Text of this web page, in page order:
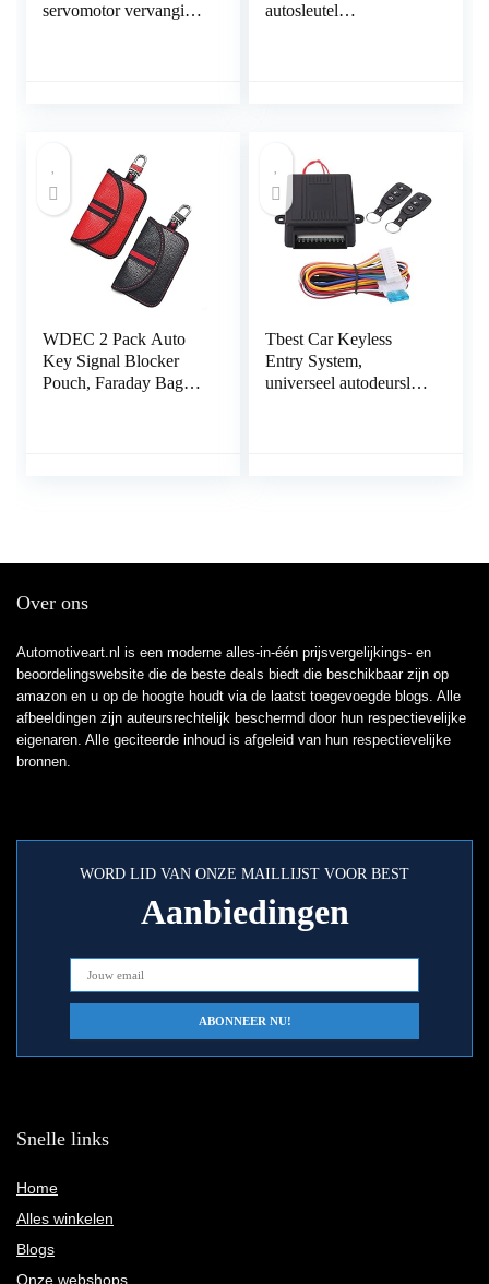
servomotor vervanging
autosleutel
WDEC 2 Pack Auto
Key Signal Blocker
Pouch, Faraday Bag
Tbest Car Keyless
Entry System,
universeel autodeurslot
Over ons
Automotiveart.nl is een moderne alles-in-één prijsvergelijkings- en
beoordelingswebsite die de beste deals biedt die beschikbaar zijn op
amazon en u op de hoogte houdt via de laatst toegevoegde blogs. Alle
afbeeldingen zijn auteursrechtelijk beschermd door hun respectievelijke
eigenaren. Alle geciteerde inhoud is afgeleid van hun respectievelijke
bronnen.
WORD LID VAN ONZE MAILLIJST VOOR BEST
Aanbiedingen
Snelle links
Home
Alles winkelen
Blogs
Onze webshops